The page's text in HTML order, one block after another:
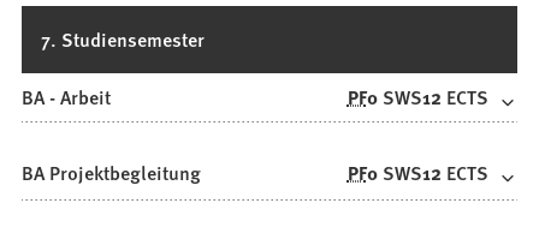
7. Studiensemester
BA - Arbeit PF0 SWS12 ECTS
BA Projektbegleitung PF0 SWS12 ECTS